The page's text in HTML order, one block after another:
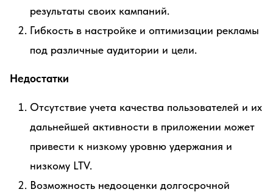
результаты своих кампаний.
Гибкость в настройке и оптимизации рекламы
под различные аудитории и цели.
Недостатки
Отсутствие учета качества пользователей и их
дальнейшей активности в приложении может
привести к низкому уровню удержания и
низкому LTV.
Возможность недооценки долгосрочной